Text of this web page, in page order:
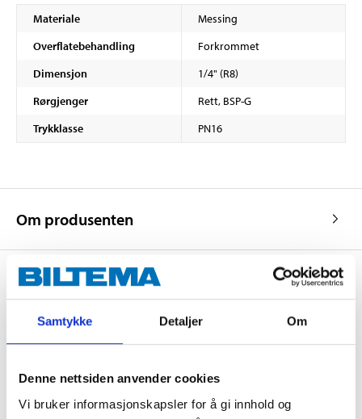
Samtykke Detaljer Om
Denne nettsiden anvender cookies
Vi bruker informasjonskapsler for å gi innhold og
Materiale
Messing
Overflatebehandling
Forkrommet
Dimensjon
1/4" (R8)
Rørgjenger
Rett, BSP-G
Trykklasse
PN16
Om produsenten
Kjøp & Hent